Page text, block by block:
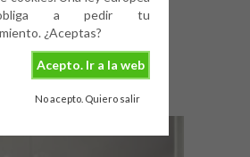
a pedir tu
¿Aceptas?
Acepto. Ir a la web
No acepto. Quiero salir
tonos-pastel-2